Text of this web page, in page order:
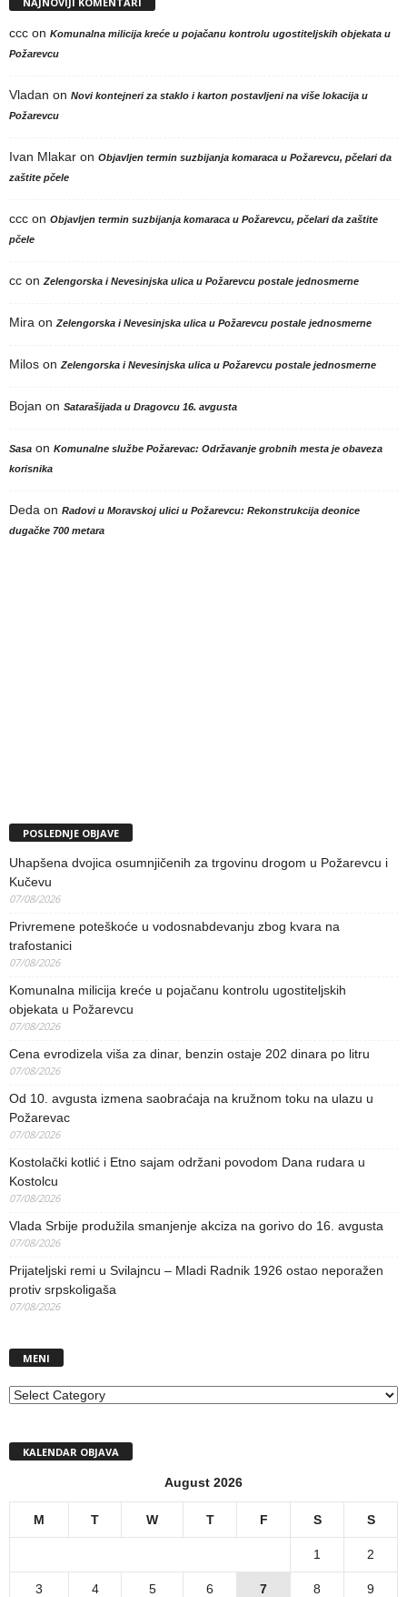
ccc on Komunalna milicija kreće u pojačanu kontrolu ugostiteljskih objekata u
Požarevcu
Vladan on Novi kontejneri za staklo i karton postavljeni na više lokacija u
Požarevcu
Ivan Mlakar on Objavljen termin suzbijanja komaraca u Požarevcu, pčelari da
zaštite pčele
ccc on Objavljen termin suzbijanja komaraca u Požarevcu, pčelari da zaštite
pčele
cc on Zelengorska i Nevesinjska ulica u Požarevcu postale jednosmerne
Mira on Zelengorska i Nevesinjska ulica u Požarevcu postale jednosmerne
Milos on Zelengorska i Nevesinjska ulica u Požarevcu postale jednosmerne
Bojan on Satarašijada u Dragovcu 16. avgusta
Sasa on Komunalne službe Požarevac: Održavanje grobnih mesta je obaveza
korisnika
Deda on Radovi u Moravskoj ulici u Požarevcu: Rekonstrukcija deonice
dugačke 700 metara
POSLEDNJE OBJAVE
Uhapšena dvojica osumnjičenih za trgovinu drogom u Požarevcu i
Kučevu
07/08/2026
Privremene poteškoće u vodosnabdevanju zbog kvara na
trafostanici
07/08/2026
Komunalna milicija kreće u pojačanu kontrolu ugostiteljskih
objekata u Požarevcu
07/08/2026
Cena evrodizela viša za dinar, benzin ostaje 202 dinara po litru
07/08/2026
Od 10. avgusta izmena saobraćaja na kružnom toku na ulazu u
Požarevac
07/08/2026
Kostolački kotlić i Etno sajam održani povodom Dana rudara u
Kostolcu
07/08/2026
Vlada Srbije produžila smanjenje akciza na gorivo do 16. avgusta
07/08/2026
Prijateljski remi u Svilajncu – Mladi Radnik 1926 ostao neporažen
protiv srpskoligaša
07/08/2026
MENI
MENI
KALENDAR OBJAVA
August 2026
M T W T F S S
1 2
3 4 5 6 7 8 9